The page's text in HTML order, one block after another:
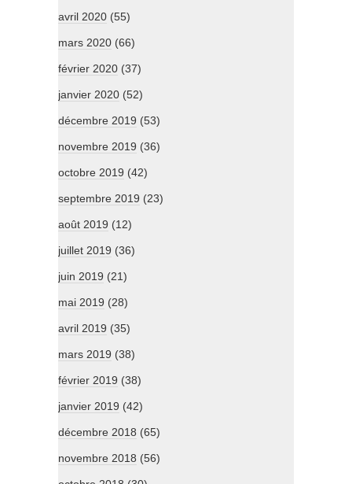
avril 2020 (55)
mars 2020 (66)
février 2020 (37)
janvier 2020 (52)
décembre 2019 (53)
novembre 2019 (36)
octobre 2019 (42)
septembre 2019 (23)
août 2019 (12)
juillet 2019 (36)
juin 2019 (21)
mai 2019 (28)
avril 2019 (35)
mars 2019 (38)
février 2019 (38)
janvier 2019 (42)
décembre 2018 (65)
novembre 2018 (56)